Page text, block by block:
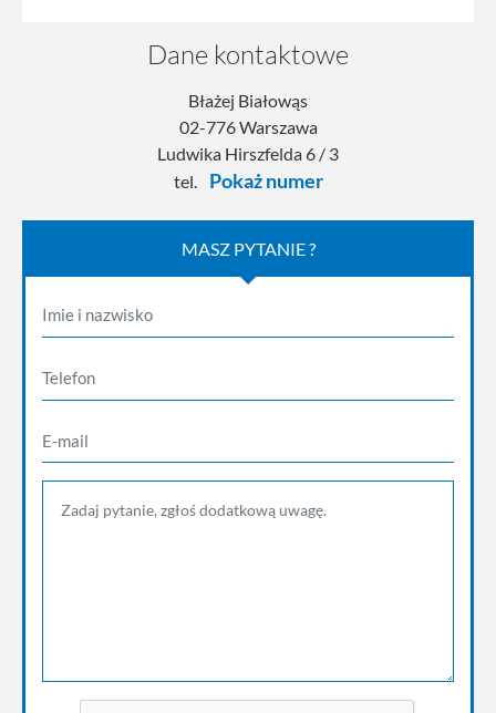
Dane kontaktowe
Błażej Białowąs
02-776 Warszawa
Ludwika Hirszfelda 6 / 3
tel.
Pokaż numer
MASZ PYTANIE ?